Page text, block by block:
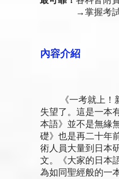
→掌握考試得
內容介紹
《一考就上！新
失望了。這是一本
本語》並不是無緣
礎》也是再二十年
術人員大量到日本
文。《大家的日本
為如同聖經般的一